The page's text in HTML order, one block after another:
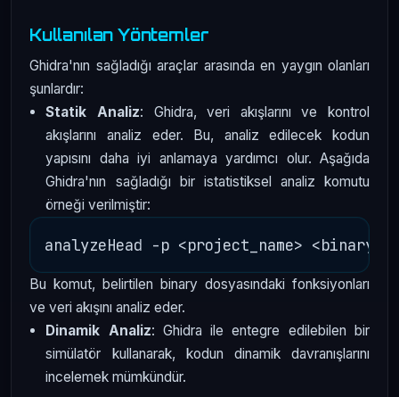
Kullanılan Yöntemler
Ghidra'nın sağladığı araçlar arasında en yaygın olanları
şunlardır:
Statik Analiz: Ghidra, veri akışlarını ve kontrol
akışlarını analiz eder. Bu, analiz edilecek kodun
yapısını daha iyi anlamaya yardımcı olur. Aşağıda
Ghidra'nın sağladığı bir istatistiksel analiz komutu
örneği verilmiştir:
Bu komut, belirtilen binary dosyasındaki fonksiyonları
ve veri akışını analiz eder.
Dinamik Analiz: Ghidra ile entegre edilebilen bir
simülatör kullanarak, kodun dinamik davranışlarını
incelemek mümkündür.